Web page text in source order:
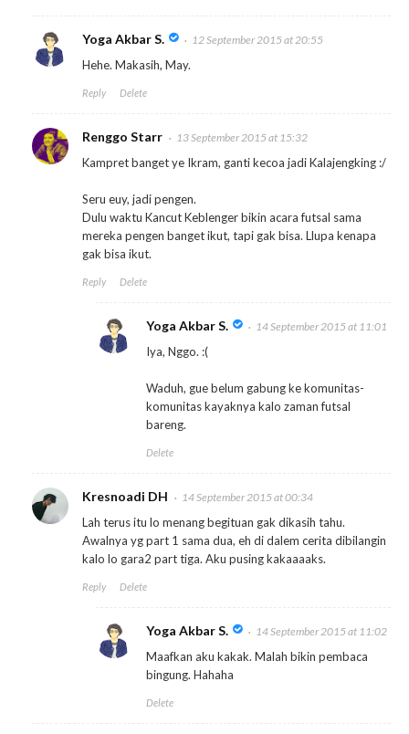
Yoga Akbar S. 12 September 2015 at 20:55
Hehe. Makasih, May.
Reply Delete
Renggo Starr 13 September 2015 at 15:32
Kampret banget ye Ikram, ganti kecoa jadi Kalajengking :/
Seru euy, jadi pengen.
Dulu waktu Kancut Keblenger bikin acara futsal sama
mereka pengen banget ikut, tapi gak bisa. Llupa kenapa
gak bisa ikut.
Reply Delete
Yoga Akbar S. 14 September 2015 at 11:01
Iya, Nggo. :(
Waduh, gue belum gabung ke komunitas-
komunitas kayaknya kalo zaman futsal
bareng.
Delete
Kresnoadi DH 14 September 2015 at 00:34
Lah terus itu lo menang begituan gak dikasih tahu.
Awalnya yg part 1 sama dua, eh di dalem cerita dibilangin
kalo lo gara2 part tiga. Aku pusing kakaaaaks.
Reply Delete
Yoga Akbar S. 14 September 2015 at 11:02
Maafkan aku kakak. Malah bikin pembaca
bingung. Hahaha
Delete